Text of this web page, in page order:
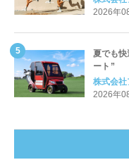
2026年
夏でも
ート”
Cart（
ルフ
株式会社
2026年